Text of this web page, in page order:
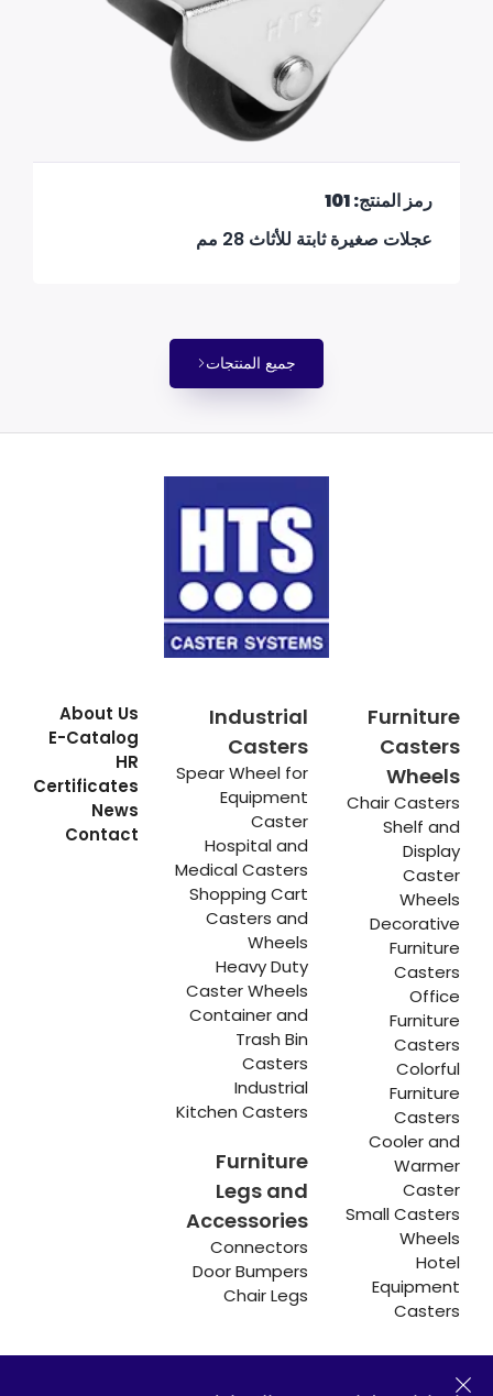
رمز المنتج: 101
عجلات صغيرة ثابتة للأثاث 28 مم
جميع المنتجات
Furniture
Casters
Wheels
Chair Casters
Shelf and
Display
Caster
Wheels
Decorative
Furniture
Casters
Office
Furniture
Casters
Colorful
Furniture
Casters
Cooler and
Warmer
Caster
Small Casters
Wheels
Hotel
Equipment
Casters
Industrial
Casters
Spear Wheel for
Equipment
Caster
Hospital and
Medical Casters
Shopping Cart
Casters and
Wheels
Heavy Duty
Caster Wheels
Container and
Trash Bin
Casters
Industrial
Kitchen Casters
Furniture
Legs and
Accessories
Connectors
Door Bumpers
Chair Legs
About Us
E-Catalog
HR
Certificates
News
Contact